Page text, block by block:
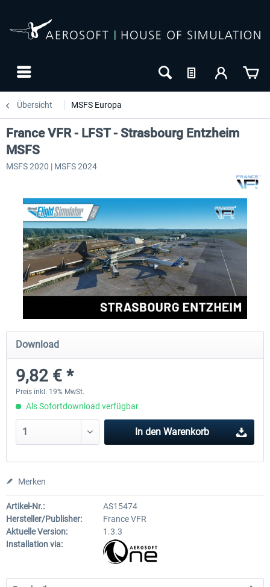
Übersicht MSFS Europa
Aerosoft Mega Airport Brüssel Aerosoft Airport Köln/
France VFR - LFST - Strasbourg Entzheim
MSFS
MSFS 2020 | MSFS 2024
Download
9,82 € *
Preis inkl. 19% MwSt.
Als Sofortdownload verfügbar
In den Warenkorb
Merken
Artikel-Nr.:
AS15474
Hersteller/Publisher:
France VFR
Aktuelle Version:
1.3.3
Installation via: